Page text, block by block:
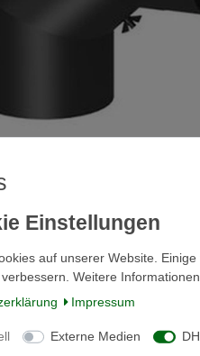
auf unserer Website.
Weitere
Impressum
Externe Medien